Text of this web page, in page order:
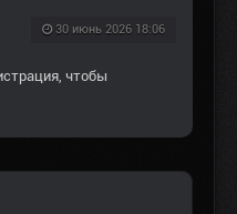
30 июнь 2026 18:06
, чтобы